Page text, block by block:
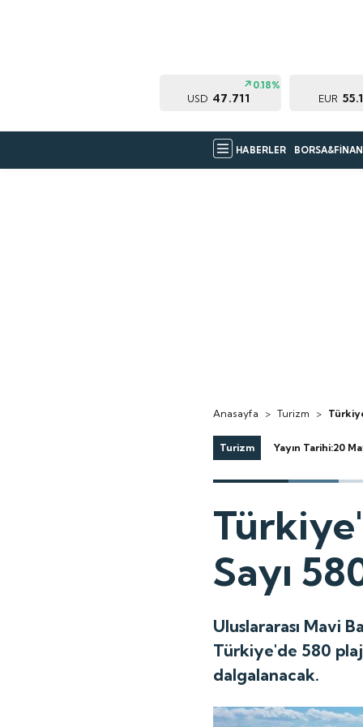
USD 47.711
0.18%
EUR
HABERLER
Anasayfa > Turizm >
Turizm Yayın Tarihi:20
Sayı
Uluslararası Mavi
Türkiye'de 580
dalgalanacak.